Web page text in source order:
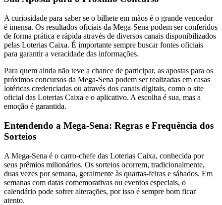
A curiosidade para saber se o bilhete em mãos é o grande vencedor
é imensa. Os resultados oficiais da Mega-Sena podem ser conferidos
de forma prática e rápida através de diversos canais disponibilizados
pelas Loterias Caixa. É importante sempre buscar fontes oficiais
para garantir a veracidade das informações.
Para quem ainda não teve a chance de participar, as apostas para os
próximos concursos da Mega-Sena podem ser realizadas em casas
lotéricas credenciadas ou através dos canais digitais, como o site
oficial das Loterias Caixa e o aplicativo. A escolha é sua, mas a
emoção é garantida.
Entendendo a Mega-Sena: Regras e Frequência dos
Sorteios
A Mega-Sena é o carro-chefe das Loterias Caixa, conhecida por
seus prêmios milionários. Os sorteios ocorrem, tradicionalmente,
duas vezes por semana, geralmente às quartas-feiras e sábados. Em
semanas com datas comemorativas ou eventos especiais, o
calendário pode sofrer alterações, por isso é sempre bom ficar
atento.